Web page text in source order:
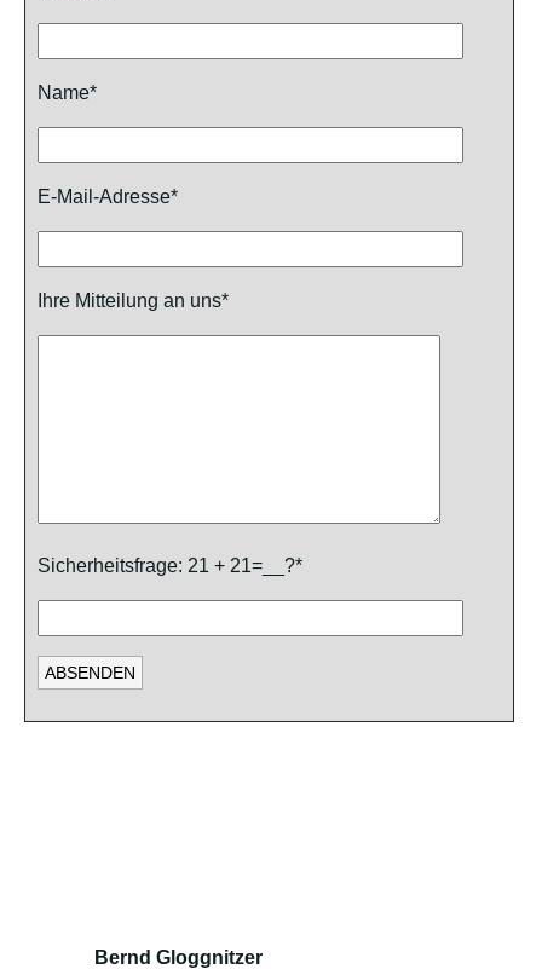
Name*
E-Mail-Adresse*
Ihre Mitteilung an uns*
Sicherheitsfrage: 21 + 21=__?*
Bernd Gloggnitzer